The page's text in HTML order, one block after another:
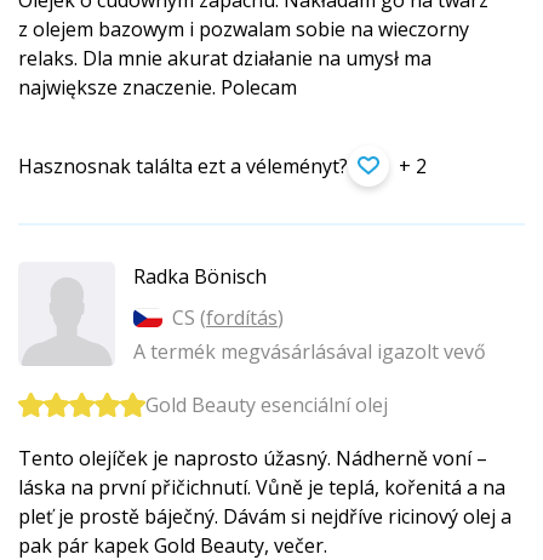
z olejem bazowym i pozwalam sobie na wieczorny
relaks. Dla mnie akurat działanie na umysł ma
największe znaczenie. Polecam
Hasznosnak találta ezt a véleményt? + 2
Radka Bönisch
CS (fordítás)
A termék megvásárlásával igazolt vevő
Gold Beauty esenciální olej
Tento olejíček je naprosto úžasný. Nádherně voní –
láska na první přičichnutí. Vůně je teplá, kořenitá a na
pleť je prostě báječný. Dávám si nejdříve ricinový olej a
pak pár kapek Gold Beauty, večer.